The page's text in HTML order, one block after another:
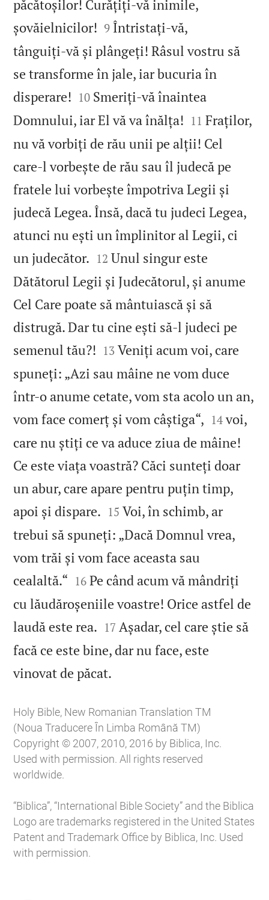
păcătoșilor! Curățiți‑vă inimile,
șovăielnicilor! 

9 Întristați‑vă,
tânguiți‑vă și plângeți! Râsul vostru să
se transforme în jale, iar bucuria în
disperare! 

10 Smeriți‑vă înaintea
Domnului, iar El vă va înălța! 

11 Fraților,
nu vă vorbiți de rău unii pe alții! Cel
care‑l vorbește de rău sau îl judecă pe
fratele lui vorbește împotriva Legii și
judecă Legea. Însă, dacă tu judeci Legea,
atunci nu ești un împlinitor al Legii, ci
un judecător. 

12 Unul singur este
Dătătorul Legii și Judecătorul, și anume
Cel Care poate să mântuiască și să
distrugă. Dar tu cine ești să‑l judeci pe
semenul tău?! 

13 Veniți acum voi, care
spuneți: „Azi sau mâine ne vom duce
într‑o anume cetate, vom sta acolo un an,
vom face comerț și vom câștiga“, 

14 voi,
care nu știți ce va aduce ziua de mâine!
Ce este viața voastră? Căci sunteți doar
un abur, care apare pentru puțin timp,
apoi și dispare. 

15 Voi, în schimb, ar
trebui să spuneți: „Dacă Domnul vrea,
vom trăi și vom face aceasta sau
cealaltă.“ 

16 Pe când acum vă mândriți
cu lăudăroșeniile voastre! Orice astfel de
laudă este rea. 

17 Așadar, cel care știe să
facă ce este bine, dar nu face, este
vinovat de păcat.
Holy Bible, New Romanian Translation TM
(Noua Traducere În Limba Română TM)
Copyright © 2007, 2010, 2016 by Biblica, Inc.
Used with permission. All rights reserved
worldwide.
“Biblica”, “International Bible Society” and the Biblica
Logo are trademarks registered in the United States
Patent and Trademark Office by Biblica, Inc. Used
with permission.